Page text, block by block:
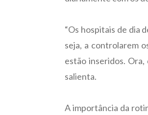
“Os hospitais de dia
seja, a controlarem
estão inseridos.
salienta.
A importância da